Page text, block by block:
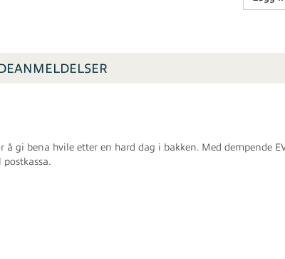
gi bena hvile etter en hard dag i bakken. Med dempende